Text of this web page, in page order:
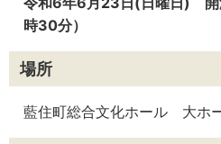
時30分）
場所
藍住町総合文化ホール 大ホ